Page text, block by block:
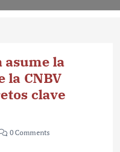
asume la
la CNBV
clave
0 Comments